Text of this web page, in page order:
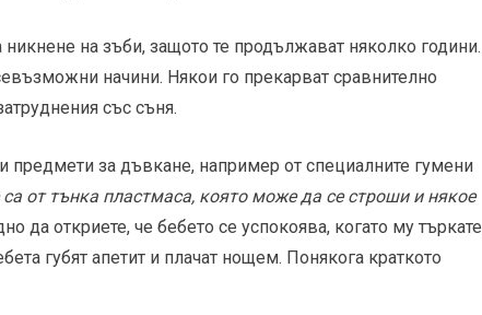
на зъби, защото те продължават няколко години.
начини. Някои го прекарват сравнително
със съня.
предмети за дъвкане, например от специалните гумени
от тънка пластмаса, която може да се строши и някое
да откриете, че бебето се успокоява, когато му търкате
губят апетит и плачат нощем. Понякога краткото